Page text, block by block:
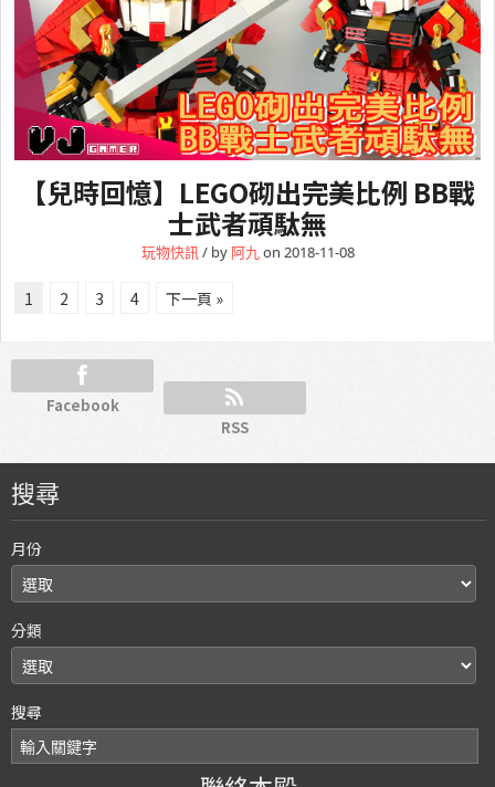
【兒時回憶】LEGO砌出完美比例 BB戰
士武者頑駄無
玩物快訊/ by 阿九on 2018-11-08
1 2 3 4 下一頁 »
Facebook
RSS
搜尋
月份
分類
搜尋